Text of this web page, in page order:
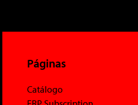
Páginas
Catálogo